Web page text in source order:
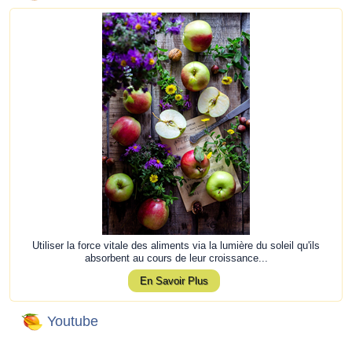
Utiliser la force vitale des aliments via la lumière du soleil qu'ils
absorbent au cours de leur croissance...
En Savoir Plus
Youtube